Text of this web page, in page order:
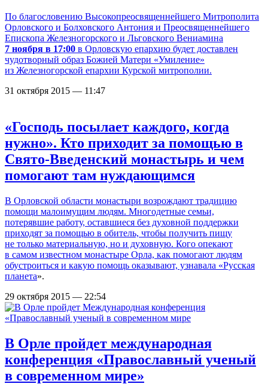
По благословению Высокопреосвященнейшего Митрополита
Орловского и Болховского Антония и Преосвященнейшего
Епископа Железногорского и Льговского Вениамина
7 ноября в 17:00 в Орловскую епархию будет доставлен
чудотворный образ Божией Матери «Умиление»
из Железногорской епархии Курской митрополии.
31 октября 2015 — 11:47
«Господь посылает каждого, когда
нужно». Кто приходит за помощью в
Свято-Введенский монастырь и чем
помогают там нуждающимся
В Орловской области монастыри возрождают традицию
помощи малоимущим людям. Многодетные семьи,
потерявшие работу, оставшиеся без духовной поддержки
приходят за помощью в обитель, чтобы получить пищу
не только материальную, но и духовную. Кого опекают
в самом известном монастыре Орла, как помогают людям
обустроиться и какую помощь оказывают, узнавала «Русская
планета».
29 октября 2015 — 22:54
В Орле пройдет международная
конференция «Православный ученый
в современном мире»